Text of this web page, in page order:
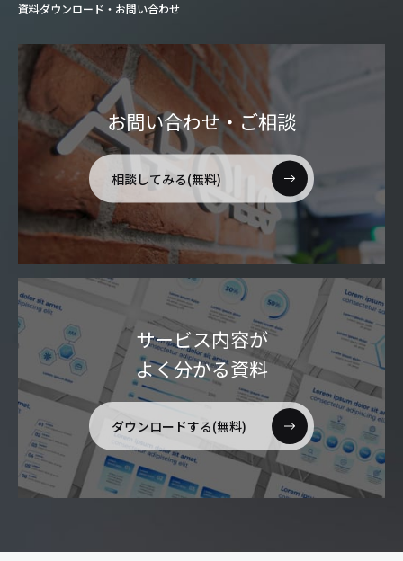
資料ダウンロード・お問い合わせ
お問い合わせ・ご相談
相談してみる(無料)
サービス内容が
よく分かる資料
ダウンロードする(無料)